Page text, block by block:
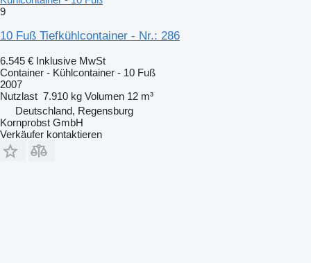
9
10 Fuß Tiefkühlcontainer - Nr.: 286
6.545 € Inklusive MwSt
Container - Kühlcontainer - 10 Fuß
2007
Nutzlast 7.910 kg Volumen 12 m³
Deutschland, Regensburg
Kornprobst GmbH
Verkäufer kontaktieren